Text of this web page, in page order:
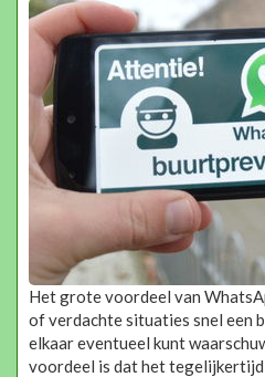
Het grote voordeel van
of verdachte situaties snel een
elkaar eventueel kunt
voordeel is dat het